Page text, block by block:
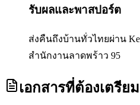
รับผลและพาสปอร์ต
ส่งคืนถึงบ้านทั่วไทยผ่าน
สำนักงานลาดพร้าว 95
เอกสารที่ต้องเตรียม